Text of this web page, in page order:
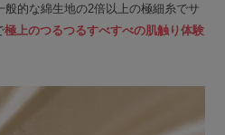
般的な綿生地の2倍以上の極細糸でサ
極上のつるつるすべすべの肌触り体験